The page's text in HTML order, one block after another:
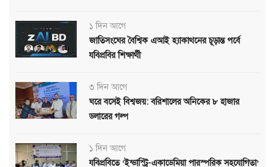
১ দিন আগে
জাতিসংঘের বৈশ্বিক এআই হ্যাকাথনের চূড়ান্ত পর্বে
যবিপ্রবির শিক্ষার্থী
৩ দিন আগে
ঘরে বসেই বিশ্বজয়: বরিশালের অনিকের ৮ হাজার
ডলারের গল্প
১ দিন আগে
যবিপ্রবিতে ‘ইন্ডাস্ট্রি-একাডেমিয়া পারস্পরিক সহযোগিতা’